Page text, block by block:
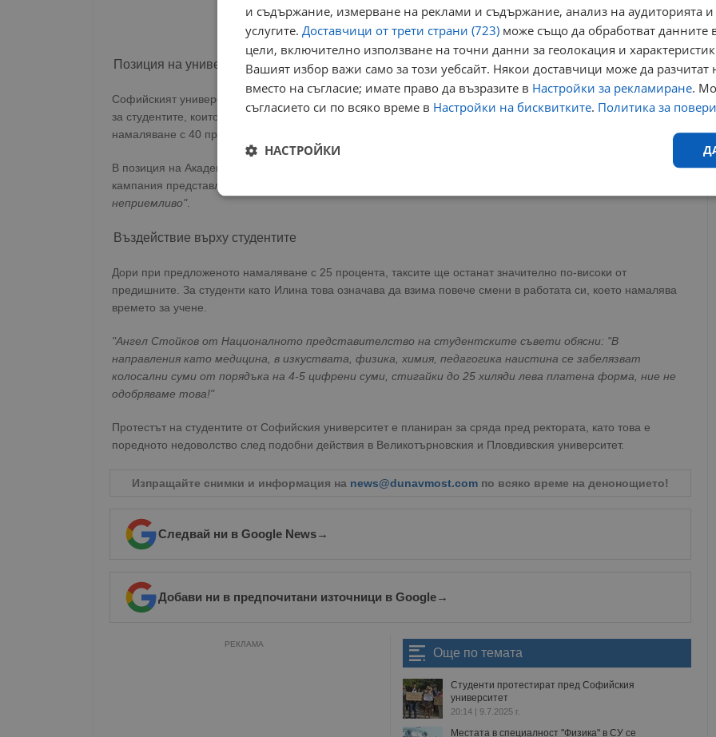
Позиция на университета
Софийският университет възрази срещу драстичния скок на таксите и предложи таксите да не се променят
за студентите, които вече са започнали обучението си. За бъдещите студенти университетът предлага
намаляване с 40 процента, което е подкрепено и от Съвета на ректорите.
В позиция на Академичния съвет се посочва, че промяната на таксите при стартирала кандидатстудентска
кампания представлява
неприемливо".
Въздействие върху студентите
Дори при предложеното намаляване с 25 процента, таксите ще останат значително по-високи от
предишните. За студенти като Илина това означава да взима повече смени в работата си, което намалява
времето за учене.
"Ангел Стойков от Националното представителство на студентските съвети обясни: "В
направления като медицина, в изкуствата, физика, химия, педагогика наистина се забелязват
колосални суми от порядъка на 4-5 цифрени суми, стигайки до 25 хиляди лева платена форма, ние не
одобряваме това!"
Протестът на студентите от Софийския университет е планиран за сряда пред ректората, като това е
поредното недоволство след подобни действия в Великотърновския и Пловдивския университет.
Изпращайте снимки и информация на news@dunavmost.com по всяко време на денонощието!
Следвай ни в Google News→
Добави ни в предпочитани източници в Google→
РЕКЛАМА
Още по темата
Студенти протестират пред Софийския
университет
20:14 | 9.7.2025 г.
Местата в специалност "Физика" в СУ се
и съдържание, измерване на реклами и съдържание, анализ на аудиторията
услугите. Доставчици от трети страни (723) може също да обработват данните
цели, включително използване на точни данни за геолокация и
Вашият избор важи само за този уебсайт. Някои доставчици може да разчитат
вместо на съгласие; имате право да възразите в Настройки за рекламиране.
съгласието си по всяко време в Настройки на бисквитките. Политика за
НАСТРОЙКИ
Строго
Ефективност Таргетиране Функционалност
Строго необходимите бисквитки позволяват основната функционалност на уебсайта, като потребителско
на акаунта. Уебсайтът не може да се използва правилно без строго необходими бисквитки.
__RequestVerificationToken
Microsoft
www.dunavmost.com
Сесия
Това е бисквитка против
приложения, изградени с помощта на
технологии. Той е предназначен да
фалшифициране на искания между
информация за потребителя и се
на браузъра.
Тази бисквитка се използва за
настройки за поверителност, като
__cf_bm
Cloudflare Inc.
.twitter.com
и ботовете. Това е от полза за
валидни отчети за използването на
.hit.gemius.pl 1 година
Тази бисквитка се използва, за да се
собственика на сайта за
получени от системата, осигуряване
адаптивност с развиващите се уеб
Microsoft
Corporation
Тази бисквитка се задава от
информация за това как крайният